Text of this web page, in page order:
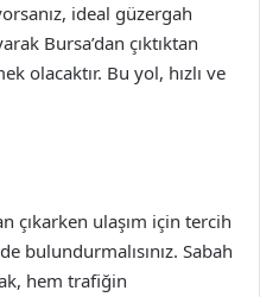
ideal güzergah
Bursa’dan çıktıktan
olacaktır. Bu yol, hızlı ve
çıkarken ulaşım için tercih
bulundurmalısınız. Sabah
hem trafiğin